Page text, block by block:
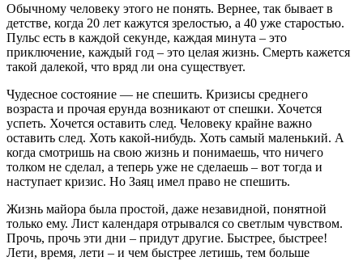
Обычному человеку этого не понять. Вернее, так бывает в
детстве, когда 20 лет кажутся зрелостью, а 40 уже старостью.
Пульс есть в каждой секунде, каждая минута – это
приключение, каждый год – это целая жизнь. Смерть кажется
такой далекой, что вряд ли она существует.
Чудесное состояние — не спешить. Кризисы среднего
возраста и прочая ерунда возникают от спешки. Хочется
успеть. Хочется оставить след. Человеку крайне важно
оставить след. Хоть какой-нибудь. Хоть самый маленький. А
когда смотришь на свою жизнь и понимаешь, что ничего
толком не сделал, а теперь уже не сделаешь – вот тогда и
наступает кризис. Но Заяц имел право не спешить.
Жизнь майора была простой, даже незавидной, понятной
только ему. Лист календаря отрывался со светлым чувством.
Прочь, прочь эти дни – придут другие. Быстрее, быстрее!
Лети, время, лети – и чем быстрее летишь, тем больше